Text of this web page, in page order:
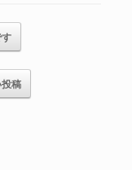
稿